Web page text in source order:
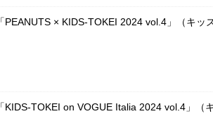
「PEANUTS × KIDS-TOKEI 2024 vol.4」（キ
「KIDS-TOKEI on VOGUE Italia 2024 vol.4」（